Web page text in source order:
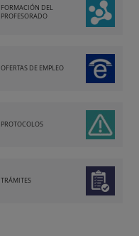
FORMACIÓN DEL
PROFESORADO
OFERTAS DE EMPLEO
PROTOCOLOS
TRÁMITES